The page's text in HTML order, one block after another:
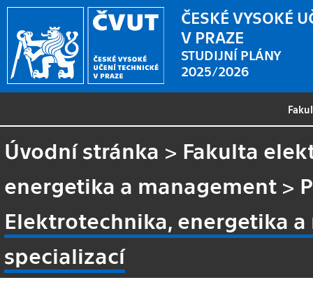
ČESKÉ VYSOKÉ
V PRAZE
STUDIJNÍ PLÁNY
2025/2026
Úvodní stránka > Fakulta
energetika a management >
Elektrotechnika, energetika
specializací